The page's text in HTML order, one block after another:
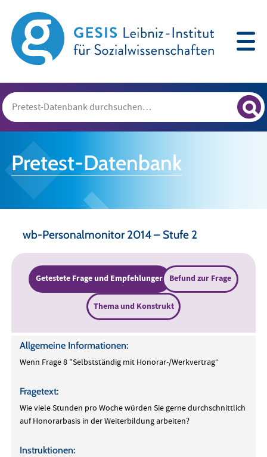
Pretest-Datenbank
wb-Personalmonitor 2014 – Stufe 2
Getestete Frage und Empfehlungen Befund zur Frage
Thema und Konstrukt
Allgemeine Informationen:
Wenn Frage 8 "Selbstständig mit Honorar-/Werkvertrag“
Fragetext:
Wie viele Stunden pro Woche würden Sie gerne durchschnittlich
auf Honorarbasis in der Weiterbildung arbeiten?
Instruktionen: